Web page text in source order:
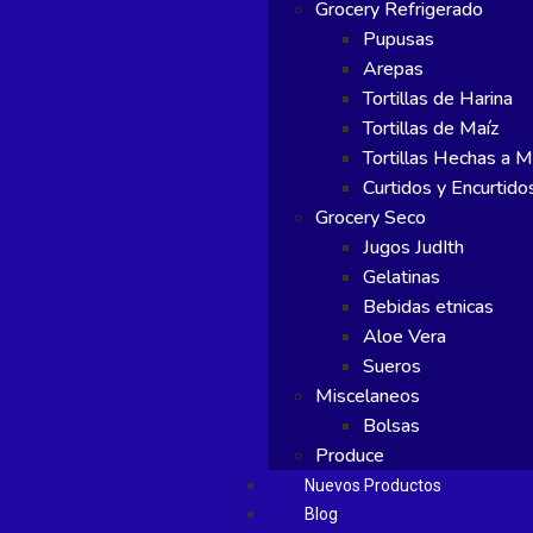
Grocery Refrigerado
Pupusas
Arepas
Tortillas de Harina
Tortillas de Maíz
Tortillas Hechas a
Curtidos y
Grocery Seco
Jugos JudIth
Gelatinas
Bebidas etnicas
Aloe Vera
Sueros
Miscelaneos
Bolsas
Produce
Nuevos Productos
Blog